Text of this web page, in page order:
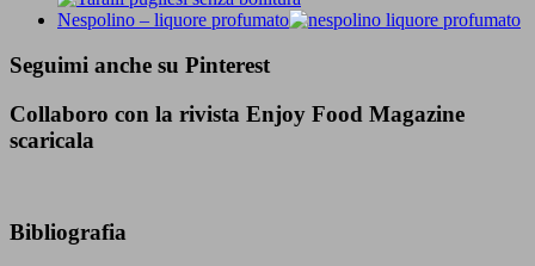
Nespolino – liquore profumato
Seguimi anche su Pinterest
Collaboro con la rivista Enjoy Food Magazine
scaricala
Bibliografia